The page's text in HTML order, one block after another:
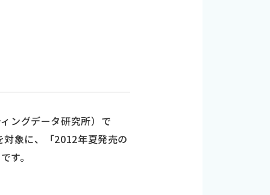
ングデータ研究所）で
象に、「2012年夏発売の
す。